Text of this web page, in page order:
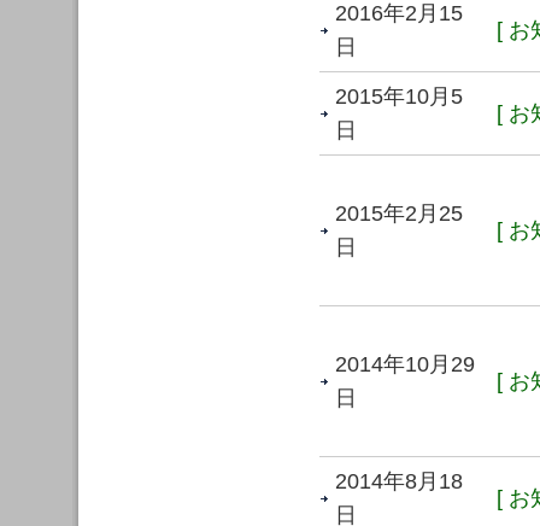
2016年2月15
日
[ お
2015年10月5
日
[ お
2015年2月25
日
[ お
2014年10月29
日
[ お
2014年8月18
日
[ お